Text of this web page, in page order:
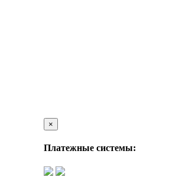
×
Платежные системы: